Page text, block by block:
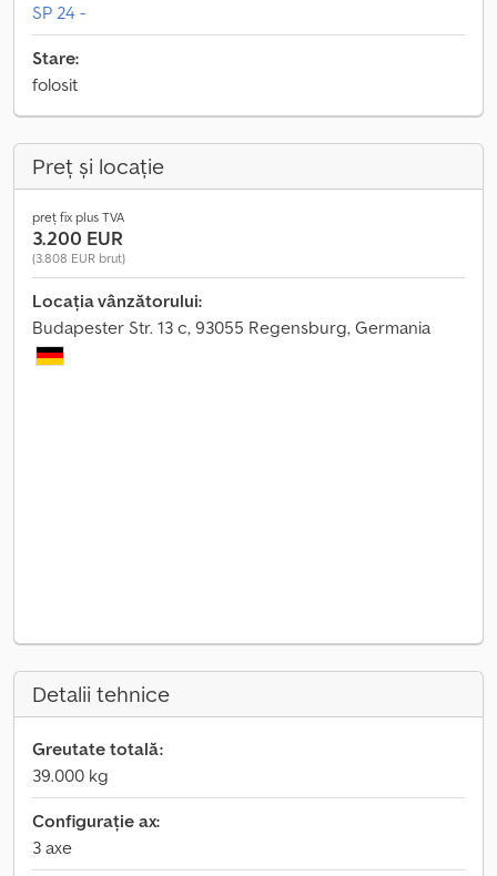
SP 24 -
Stare:
folosit
Preț și locație
preț fix plus TVA
3.200 EUR
(3.808 EUR brut)
Locația vânzătorului:
Budapester Str. 13 c, 93055 Regensburg, Germania
Detalii tehnice
Greutate totală:
39.000 kg
Configurație ax:
3 axe